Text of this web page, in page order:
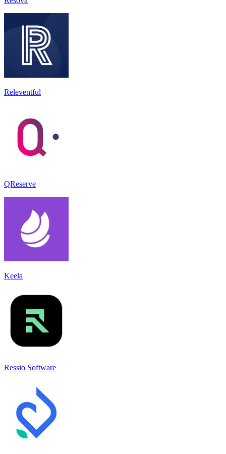
Releventful
QReserve
Keela
Ressio Software